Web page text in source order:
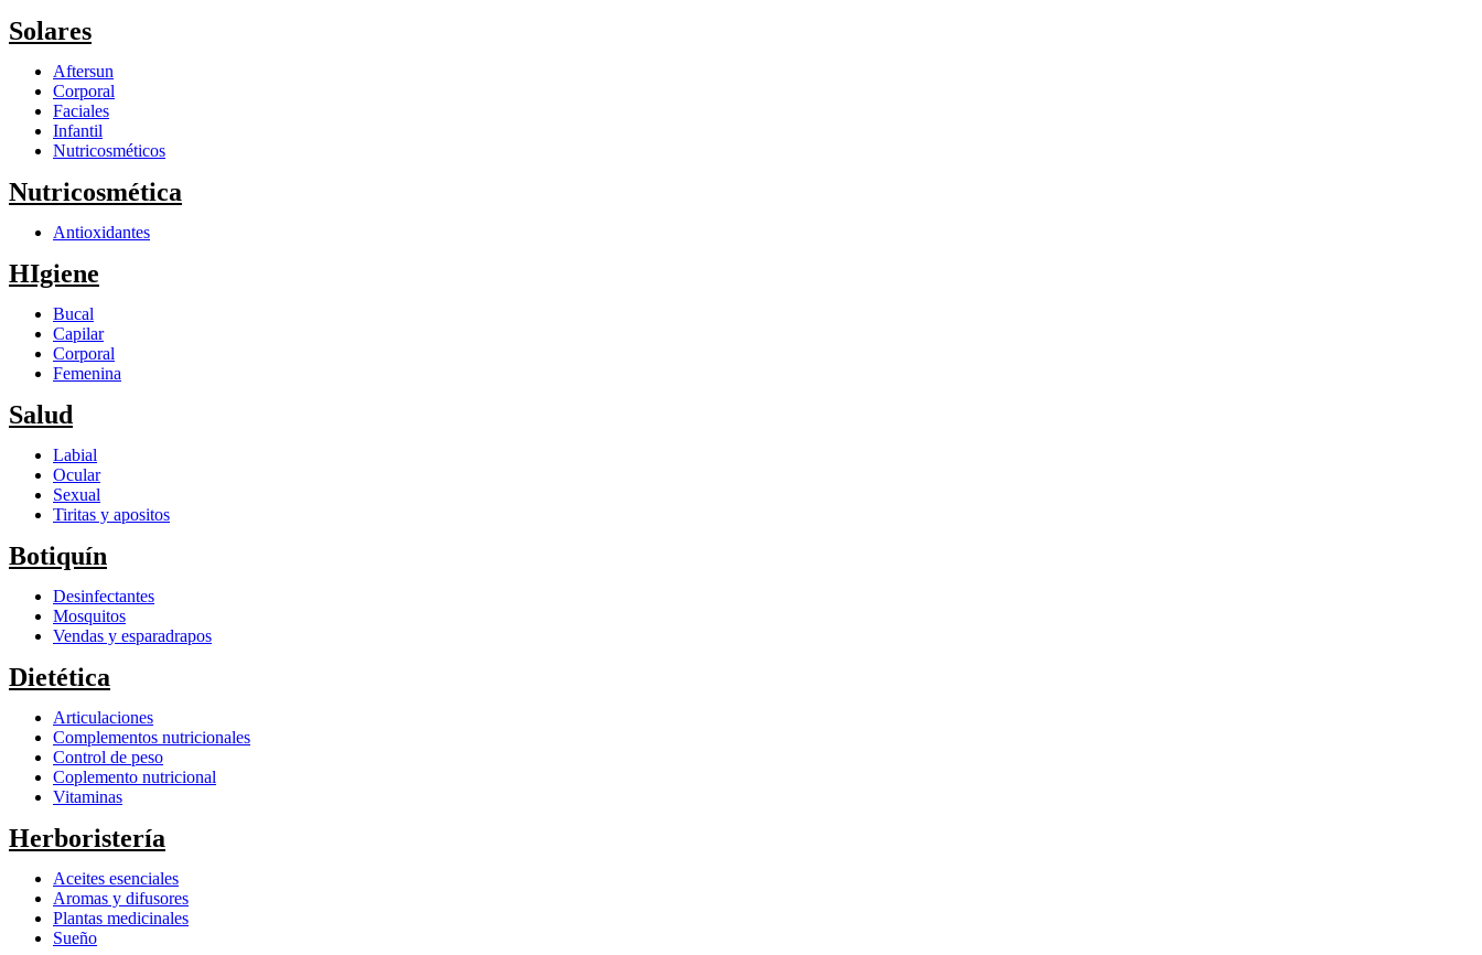
Solares
Aftersun
Corporal
Faciales
Infantil
Nutricosméticos
Nutricosmética
Antioxidantes
HIgiene
Bucal
Capilar
Corporal
Femenina
Salud
Labial
Ocular
Sexual
Tiritas y apositos
Botiquín
Desinfectantes
Mosquitos
Vendas y esparadrapos
Dietética
Articulaciones
Complementos nutricionales
Control de peso
Coplemento nutricional
Vitaminas
Herboristería
Aceites esenciales
Aromas y difusores
Plantas medicinales
Sueño